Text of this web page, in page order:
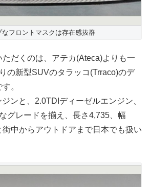
なフロントマスクは存在感抜群
だくのは、アテカ(Ateca)よりも一
の新型SUVのタラッコ(Trraco)のデ
。
ンと、2.0TDIディーゼルエンジン、
グレードを揃え、長さ4,735、幅
中からアウトドアまで日本でも扱い